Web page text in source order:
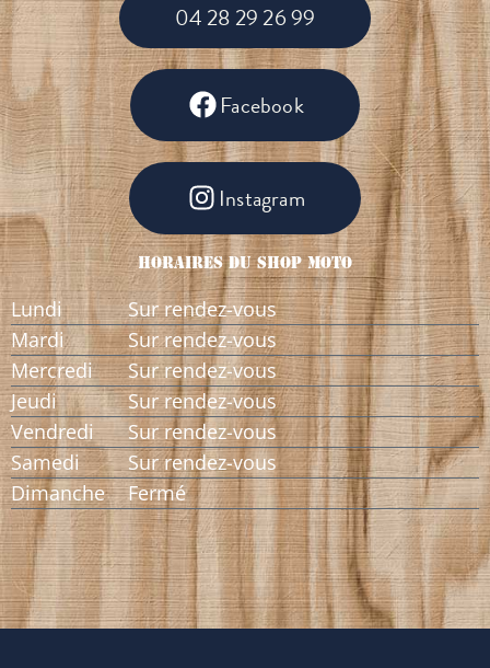
04 28 29 26 99
Facebook
Instagram
Horaires Du Shop Moto
Lundi
Sur rendez-vous
Mardi
Sur rendez-vous
Mercredi
Sur rendez-vous
Jeudi
Sur rendez-vous
Vendredi
Sur rendez-vous
Samedi
Sur rendez-vous
Dimanche
Fermé